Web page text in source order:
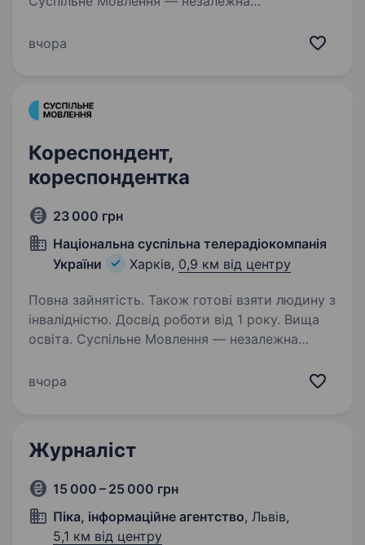
телевізійне, радійне та цифрове мовлення.
інформацію. Завдяки широкій…
вчора
Кореспондент,
кореспондентка
23 000 грн
Національна суспільна телерадіокомпанія
України
Харків, 0,9 км від центру
Повна зайнятість. Також готові взяти людину з
інвалідністю. Досвід роботи від 1 року. Вища
освіта. Суспільне Мовлення — незалежна
телевізійне, радійне та цифрове мовлення.
вчора
Журналіст
15 000 – 25 000 грн
Піка, інформаційне агентство, Львів,
5,1 км від центру